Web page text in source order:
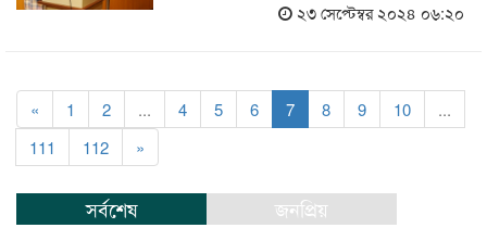
২৩ সেপ্টেম্বর ২০২৪ ০৬:২০
« 1 2 ... 4 5 6 7 8 9 10
...
111
112 »
সর্বশেষ
জনপ্রিয়